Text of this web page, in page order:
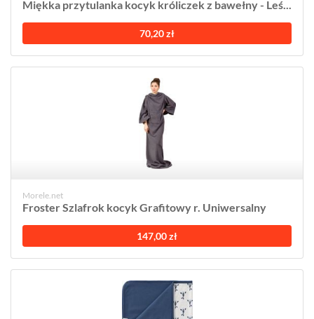
Miękka przytulanka kocyk króliczek z bawełny - Leś...
70,20 zł
Morele.net
Froster Szlafrok kocyk Grafitowy r. Uniwersalny
147,00 zł